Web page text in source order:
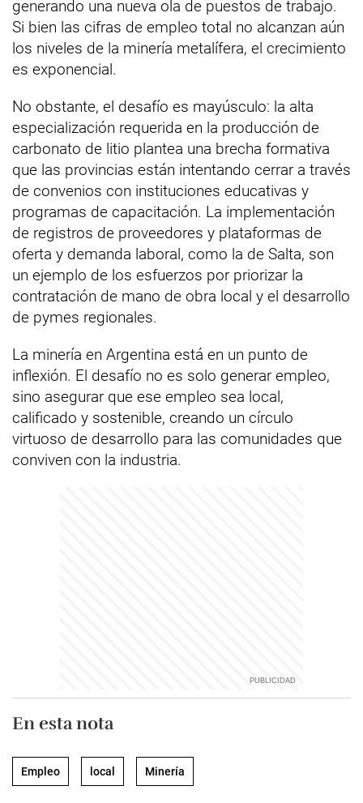
generando una nueva ola de puestos de trabajo.
Si bien las cifras de empleo total no alcanzan aún
los niveles de la minería metalífera, el crecimiento
es exponencial.
No obstante, el desafío es mayúsculo: la alta
especialización requerida en la producción de
carbonato de litio plantea una brecha formativa
que las provincias están intentando cerrar a través
de convenios con instituciones educativas y
programas de capacitación. La implementación
de registros de proveedores y plataformas de
oferta y demanda laboral, como la de Salta, son
un ejemplo de los esfuerzos por priorizar la
contratación de mano de obra local y el desarrollo
de pymes regionales.
La minería en Argentina está en un punto de
inflexión. El desafío no es solo generar empleo,
sino asegurar que ese empleo sea local,
calificado y sostenible, creando un círculo
virtuoso de desarrollo para las comunidades que
conviven con la industria.
En esta nota
Empleo local Minería